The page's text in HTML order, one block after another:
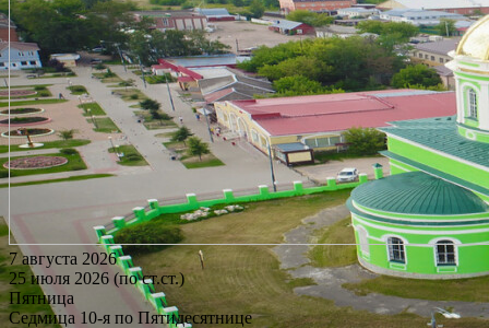
7 августа 2026
25 июля 2026 (по ст.ст.)
Пятница
Седмица 10-я по Пятидесятнице